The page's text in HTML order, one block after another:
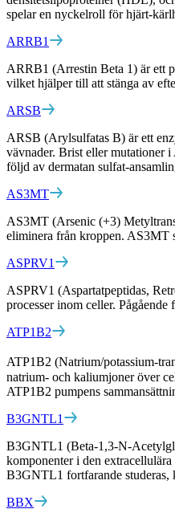
spelar en nyckelroll för hjärt-
ARRB1
ARRB1 (Arrestin Beta 1) är ett
vilket hjälper till att stänga av
ARSB
ARSB (Arylsulfatas B) är ett
vävnader. Brist eller mutationer
följd av dermatan sulfat-
AS3MT
AS3MT (Arsenic (+3)
eliminera från kroppen. AS3MT
ASPRV1
ASPRV1 (Aspartatpeptidas,
processer inom celler.
ATP1B2
ATP1B2 (Natrium/potassium-
natrium- och kaliumjoner över
ATP1B2 pumpens
B3GNTL1
B3GNTL1 (Beta-1,3-N-
komponenter i den
B3GNTL1 fortfarande studeras,
BBX